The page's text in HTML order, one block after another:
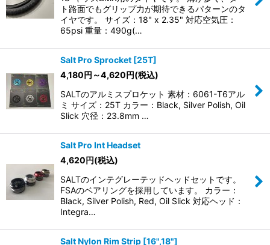
ト路面でもグリップ力が期待できるパターンのタ
イヤです。 サイズ：18" x 2.35" 対応空気圧：
65psi 重量：490g(…
Salt Pro Sprocket [25T]
4,180円 ～4,620円(税込)
SALTのアルミスプロケット 素材：6061-T6アル
ミ サイズ：25T カラー：Black, Silver Polish, Oil
Slick 穴径：23.8mm …
Salt Pro Int Headset
4,620円(税込)
SALTのインテグレーテッドヘッドセットです。
FSAのベアリングを採用しています。 カラー：
Black, Silver Polish, Red, Oil Slick 対応ヘッド：
Integra…
Salt Nylon Rim Strip [16",18"]